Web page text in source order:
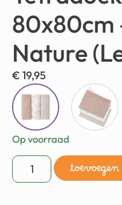
80x80cm
Nature
€ 19,95
Op voorraad